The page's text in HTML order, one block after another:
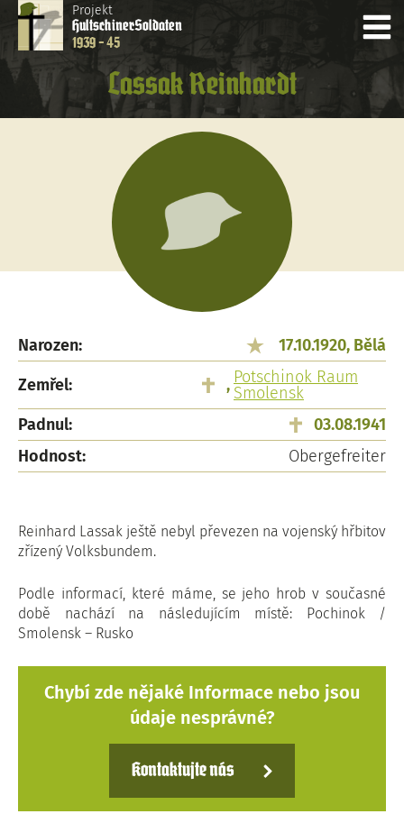
Projekt
HultschinerSoldaten
1939 - 45
Lassak Reinhardt
Narozen:
17.10.1920, Bělá
Zemřel:
, Potschinok Raum
Smolensk
Padnul:
03.08.1941
Hodnost:
Obergefreiter
Reinhard Lassak ještě nebyl převezen na vojenský hřbitov
zřízený Volksbundem.
Podle informací, které máme, se jeho hrob v současné
době nachází na následujícím místě: Pochinok /
Smolensk – Rusko
Chybí zde nějaké Informace nebo jsou
údaje nesprávné?
Kontaktujte nás